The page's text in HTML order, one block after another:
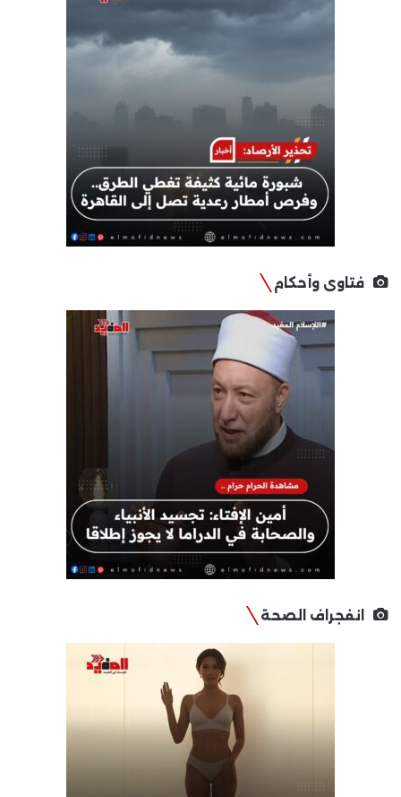
فتاوى وأحكام
انفجراف الصحة